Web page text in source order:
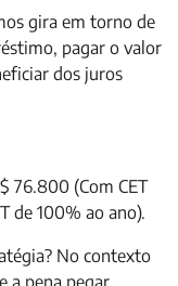
gira em torno de
pagar o valor
dos juros
76.800 (Com CET
de 100% ao ano).
No contexto
a pena pegar